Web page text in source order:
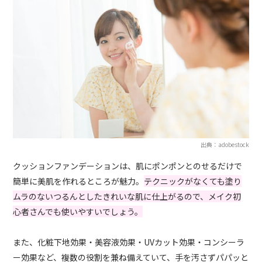
出典：adobestock
クッションファンデーションは、肌にポンポンとのせるだけで
簡単に美肌を作れるところが魅力。 テクニックがなくても塗り
ムラのないつるんとしたきれいな肌に仕上がるので、メイク初
心者さんでも使いやすいでしょう。
また、化粧下地効果・美容液効果・UVカット効果・コンシーラ
ー効果など、複数の役割を兼ね備えていて、手を汚さずパパッと